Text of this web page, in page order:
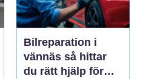
Bilreparation i
vännäs så hittar
du rätt hjälp för